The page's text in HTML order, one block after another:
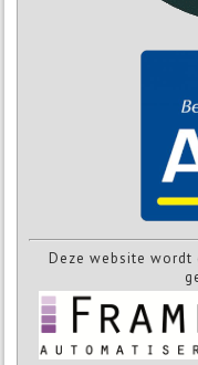
Deze website wordt